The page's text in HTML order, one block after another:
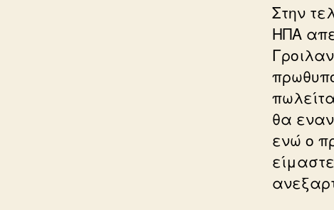
Στην
ΗΠΑ
θα
ενώ ο